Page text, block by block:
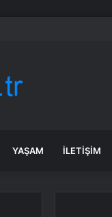
kutladı
YAŞAM İLETIŞIM